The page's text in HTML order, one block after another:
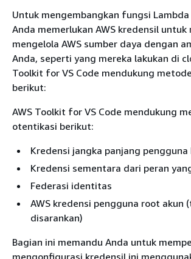
Untuk mengembangkan fungsi Lambda
Anda memerlukan AWS kredensil untuk
mengelola AWS sumber daya dengan
Anda, seperti yang mereka lakukan di
Toolkit for VS Code mendukung
berikut:
AWS Toolkit for VS Code mendukung
otentikasi berikut:
Kredensi jangka panjang pengguna
Kredensi sementara dari peran
Federasi identitas
AWS kredensi pengguna root akun
disarankan)
Bagian ini memandu Anda untuk
mengonfigurasi kredensil ini